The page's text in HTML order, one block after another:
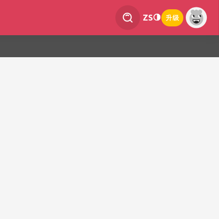
ZS 升级